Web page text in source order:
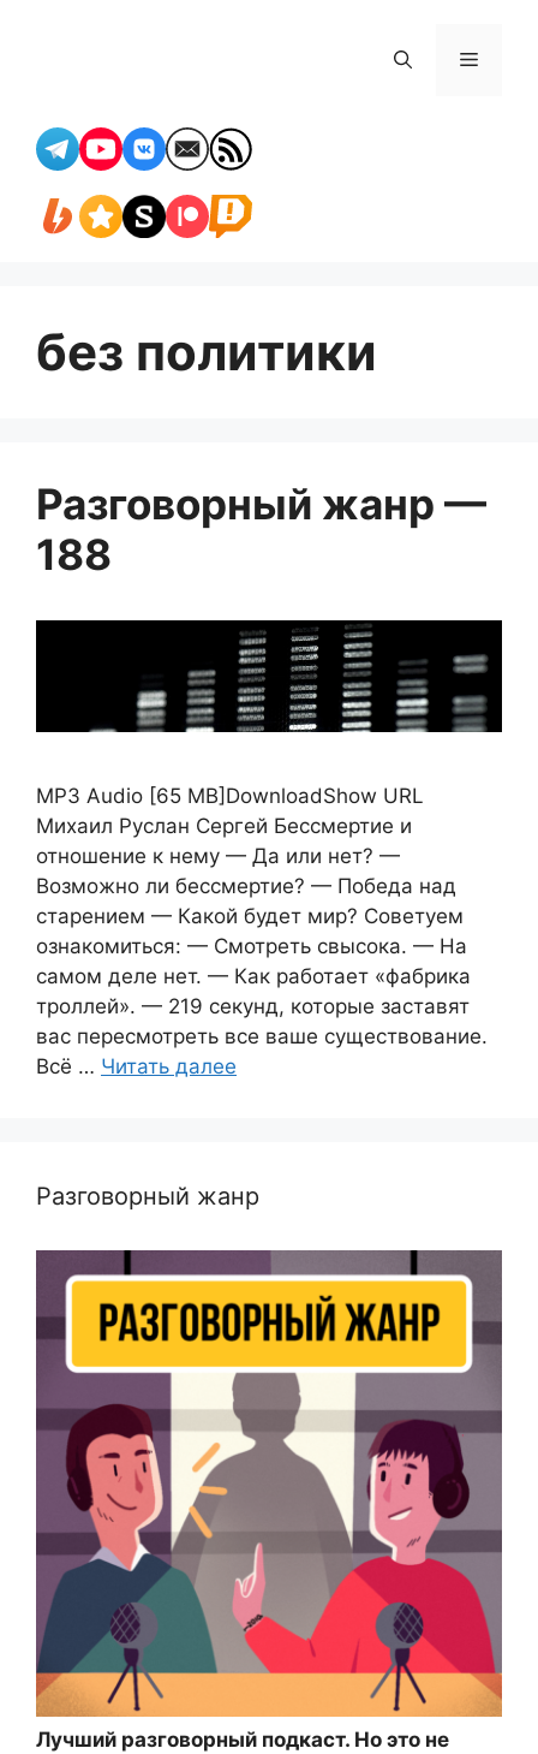
Меню
без политики
Разговорный жанр —
188
MP3 Audio [65 MB]DownloadShow URL
Михаил Руслан Сергей Бессмертие и
отношение к нему — Да или нет? —
Возможно ли бессмертие? — Победа над
старением — Какой будет мир? Советуем
ознакомиться: — Смотреть свысока. — На
самом деле нет. — Как работает «фабрика
троллей». — 219 секунд, которые заставят
вас пересмотреть все ваше существование.
Всё … Читать далее
Разговорный жанр
Лучший разговорный подкаст. Но это не